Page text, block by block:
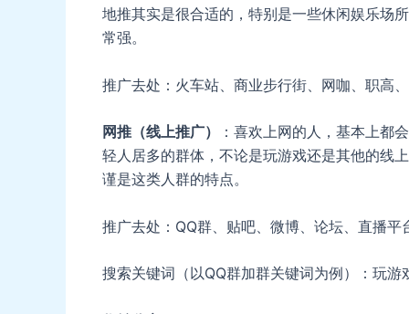
地推其实是很合适的，特别是一些休闲娱乐场
常强。
推广去处：火车站、商业步行街、网咖、职高
网推（线上推广）
：喜欢上网的人，基本上都
轻人居多的群体，不论是玩游戏还是其他的线
谨是这类人群的特点。
推广去处：QQ群、贴吧、微博、论坛、直播平
搜索关键词（以QQ群加群关键词为例）：玩